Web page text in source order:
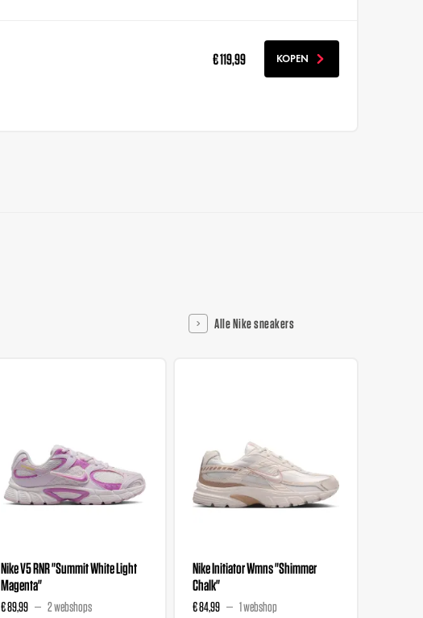
€ 119,99 KOPEN
Alle Nike sneakers
Nike V5 RNR "Summit White Light
Magenta"
€ 89,99 2 webshops
Nike Initiator Wmns "Shimmer
Chalk"
€ 84,99 1 webshop